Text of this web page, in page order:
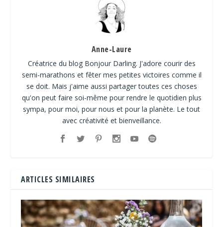
Anne-Laure
Créatrice du blog Bonjour Darling. J'adore courir des
semi-marathons et fêter mes petites victoires comme il
se doit. Mais j'aime aussi partager toutes ces choses
qu'on peut faire soi-même pour rendre le quotidien plus
sympa, pour moi, pour nous et pour la planète. Le tout
avec créativité et bienveillance.
ARTICLES SIMILAIRES